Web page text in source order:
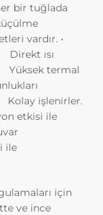
bir tuğlada
vardır. •
Direkt ısı
Yüksek termal
Kolay işlenirler.
etkisi ile
ile
için
ve ince
metin